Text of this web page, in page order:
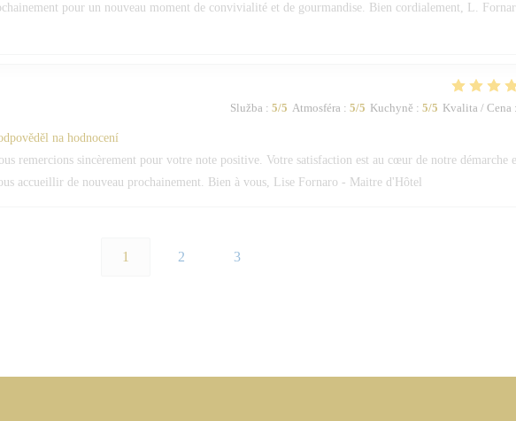
pour un nouveau moment de convivialité et de gourmandise. Bien cordialement, L.
Služba : 5/5 Atmosféra : 5/5 Kuchyně : 5/5 Kvalita / Cena :
na hodnocení
remercions sincèrement pour votre note positive. Votre satisfaction est au cœur de notre démarche
accueillir de nouveau prochainement. Bien à vous, Lise Fornaro - Maitre d'Hôtel
1 2 3